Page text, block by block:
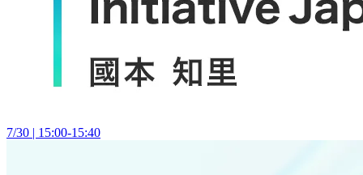
7/30 | 15:00-15:40